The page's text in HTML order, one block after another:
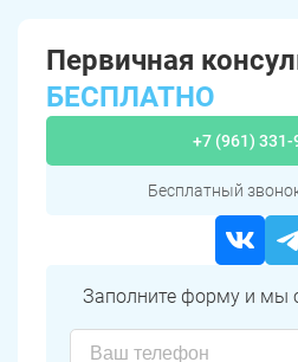
Первичная
БЕСПЛАТНО
+7 (961) 331-
Бесплатный
Заполните форму и мы